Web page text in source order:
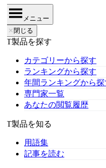
メニュー
閉じる
製品を探す
カテゴリーから探す
ランキングから探す
年間ランキングから探す
専門家一覧
あなたの閲覧履歴
製品を知る
用語集
記事を読む